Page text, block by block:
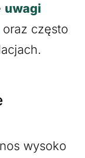
uwagi
oraz często
wysoko